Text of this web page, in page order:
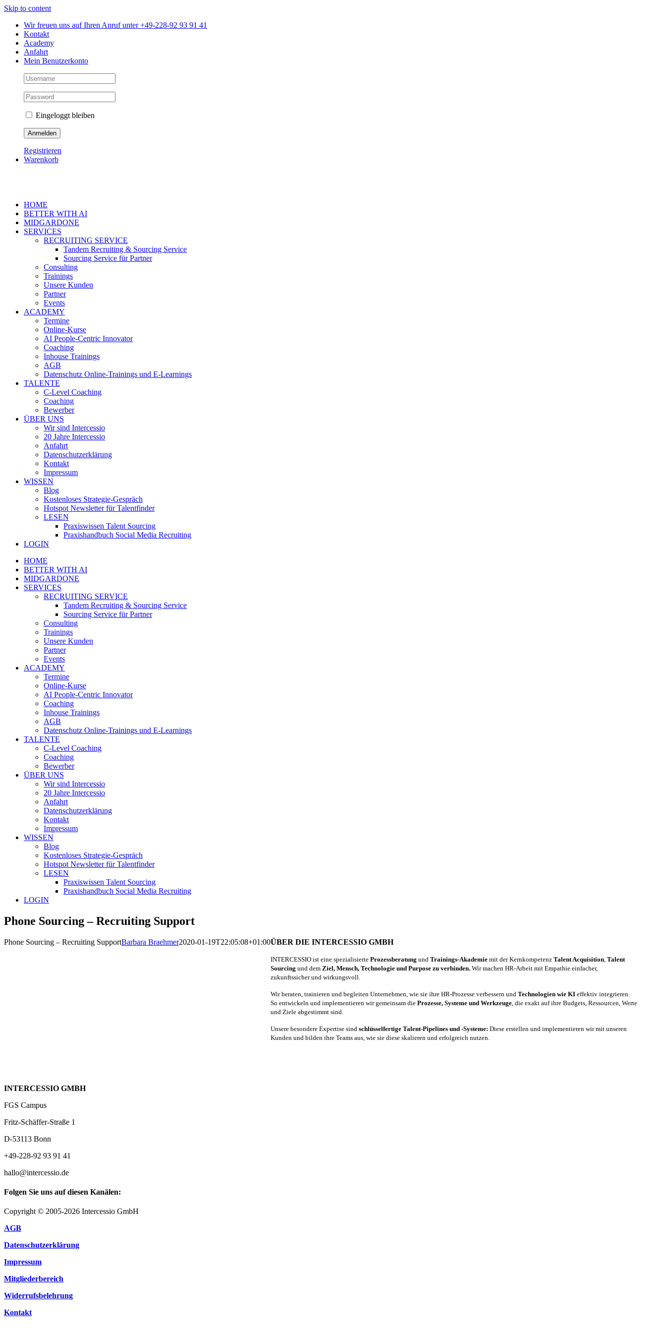
Skip to content
Wir freuen uns auf Ihren Anruf unter +49-228-92 93 91 41
Kontakt
Academy
Anfahrt
Mein Benutzerkonto
Eingeloggt bleiben
Registrieren
Warenkorb
HOME
BETTER WITH AI
MIDGARDONE
SERVICES
RECRUITING SERVICE
Tandem Recruiting & Sourcing Service
Sourcing Service für Partner
Consulting
Trainings
Unsere Kunden
Partner
Events
ACADEMY
Termine
Online-Kurse
AI People-Centric Innovator
Coaching
Inhouse Trainings
AGB
Datenschutz Online-Trainings und E-Learnings
TALENTE
C-Level Coaching
Coaching
Bewerber
ÜBER UNS
Wir sind Intercessio
20 Jahre Intercessio
Anfahrt
Datenschutzerklärung
Kontakt
Impressum
WISSEN
Blog
Kostenloses Strategie-Gespräch
Hotspot Newsletter für Talentfinder
LESEN
Praxiswissen Talent Sourcing
Praxishandbuch Social Media Recruiting
LOGIN
HOME
BETTER WITH AI
MIDGARDONE
SERVICES
RECRUITING SERVICE
Tandem Recruiting & Sourcing Service
Sourcing Service für Partner
Consulting
Trainings
Unsere Kunden
Partner
Events
ACADEMY
Termine
Online-Kurse
AI People-Centric Innovator
Coaching
Inhouse Trainings
AGB
Datenschutz Online-Trainings und E-Learnings
TALENTE
C-Level Coaching
Coaching
Bewerber
ÜBER UNS
Wir sind Intercessio
20 Jahre Intercessio
Anfahrt
Datenschutzerklärung
Kontakt
Impressum
WISSEN
Blog
Kostenloses Strategie-Gespräch
Hotspot Newsletter für Talentfinder
LESEN
Praxiswissen Talent Sourcing
Praxishandbuch Social Media Recruiting
LOGIN
Phone Sourcing – Recruiting Support
Phone Sourcing – Recruiting SupportBarbara Braehmer2020-01-19T22:05:08+01:00ÜBER DIE INTERCESSIO GMBH
INTERCESSIO ist eine spezialisierte Prozessberatung und Trainings-Akademie mit der Kernkompetenz Talent Acquisition Talent
Sourcing und dem Ziel, Mensch, Technologie und Purpose zu verbinden. Wir machen HR-Arbeit mit Empathie einfacher,
zukunftssicher und wirkungsvoll.
Wir beraten, trainieren und begleiten Unternehmen, wie sie ihre HR-Prozesse verbessern und Technologien wie KI effektiv integrieren.
So entwickeln und implementieren wir gemeinsam die Prozesse, Systeme und Werkzeuge , die exakt auf ihre Budgets, Ressourcen, Werte
und Ziele abgestimmt sind.
Unsere besondere Expertise sind schlüsselfertige Talent-Pipelines und -Systeme: Diese erstellen und implementieren wir mit unseren
Kunden und bilden ihre Teams aus, wie sie diese skalieren und erfolgreich nutzen.
INTERCESSIO GMBH
FGS Campus
Fritz-Schäffer-Straße 1
D-53113 Bonn
+49-228-92 93 91 41
hallo@intercessio.de
Folgen Sie uns auf diesen Kanälen:
Copyright © 2005-2026 Intercessio GmbH
AGB
Datenschutzerklärung
Impressum
Mitgliederbereich
Widerrufsbelehrung
Kontakt